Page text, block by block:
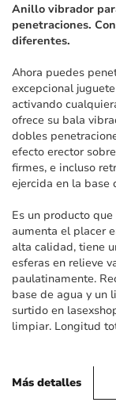
de
imágenes
galería
de
imágenes
Anillo vibrador
penetraciones.
diferentes.
Ahora puedes
excepcional
activando
ofrece su bala
dobles
efecto erector
firmes, e incluso
ejercida en la base
Es un producto
aumenta el placer
alta calidad, tiene
esferas en relieve
paulatinamente.
base de agua y un
surtido en
limpiar. Longitud
Más detalles